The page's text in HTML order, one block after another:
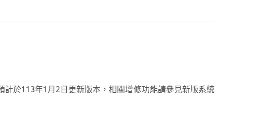
於113年1月2日更新版本，相關增修功能請參見新版系統